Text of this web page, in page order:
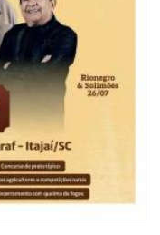
descontos